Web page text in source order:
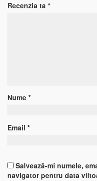
Recenzia ta *
Nume *
Email *
Salvează-mi numele,
navigator pentru data